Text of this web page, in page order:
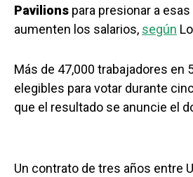
Pavilions para presionar a
aumenten los salarios, según
Más de 47,000 trabajadores en
elegibles para votar durante
que el resultado se anuncie el
Un contrato de tres años entre